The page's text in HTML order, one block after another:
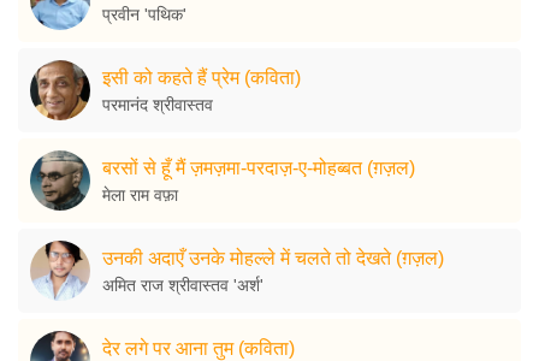
प्रवीन 'पथिक'
इसी को कहते हैं प्रेम (कविता)
परमानंद श्रीवास्तव
बरसों से हूँ मैं ज़मज़मा-परदाज़-ए-मोहब्बत (ग़ज़ल)
मेला राम वफ़ा
उनकी अदाएँ उनके मोहल्ले में चलते तो देखते (ग़ज़ल)
अमित राज श्रीवास्तव 'अर्श'
देर लगे पर आना तुम (कविता)